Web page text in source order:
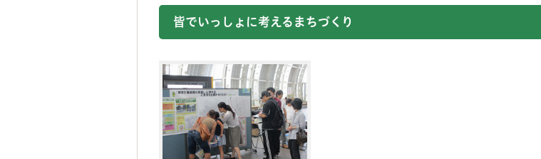
皆でいっしょに考えるまちづくり